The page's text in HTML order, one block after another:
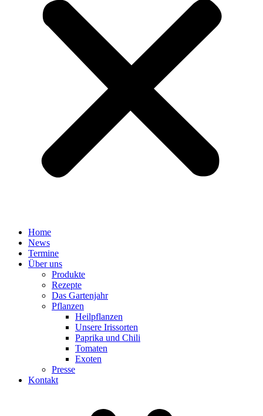
Home
News
Termine
Über uns
Produkte
Rezepte
Das Gartenjahr
Pflanzen
Heilpflanzen
Unsere Irissorten
Paprika und Chili
Tomaten
Exoten
Presse
Kontakt